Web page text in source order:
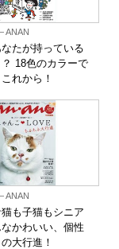
ANAN
なたが持っている
18色のカラーで
れから！
ANAN
も子猫もシニア
かわいい、個性
大行進！